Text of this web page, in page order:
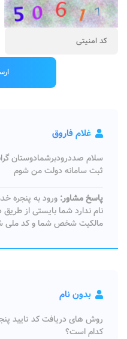
غلام فاروق
سلام صددرودبرشمادوستان
ثبت سامانه دولت من شوم
پاسخ مشاور: ورود به پنجره
نام ندارد شما بایستی از
مالکیت شخص شما و کد ملی
بدون نام
روش های دریافت کد تایید
کدام است؟